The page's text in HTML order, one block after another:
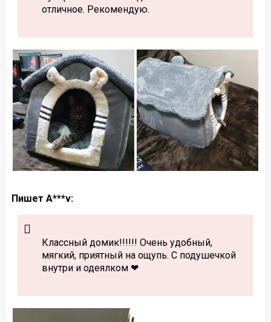
отличное. Рекомендую.
Пишет A***v:
Классный домик!!!!!! Очень удобный,
мягкий, приятный на ощупь. С подушечкой
внутри и одеялком ❤